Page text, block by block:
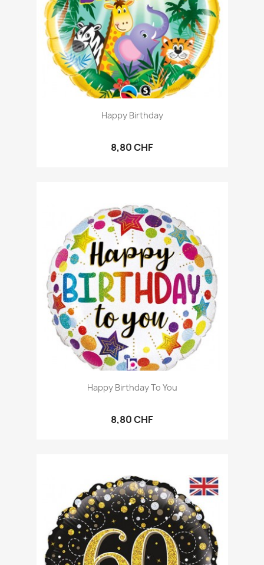
Happy Birthday
8,80 CHF
Happy Birthday To You
8,80 CHF